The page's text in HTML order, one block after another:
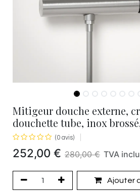
Mitigeur douche externe,
douchette tube, inox
(0 avis)
252,00 € 280,00€ TVA
Ajouter